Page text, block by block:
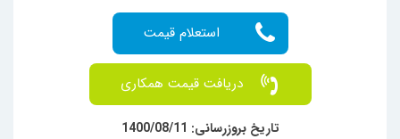
تاریخ بروزرسانی: 1400/08/11
دریافت قیمت همکاری